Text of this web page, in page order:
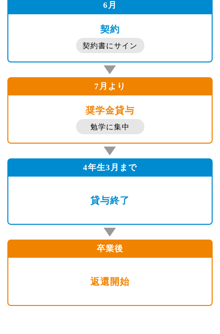
6月
契約
契約書にサイン
7月より
奨学金貸与
勉学に集中
4年生3月まで
貸与終了
卒業後
返還開始